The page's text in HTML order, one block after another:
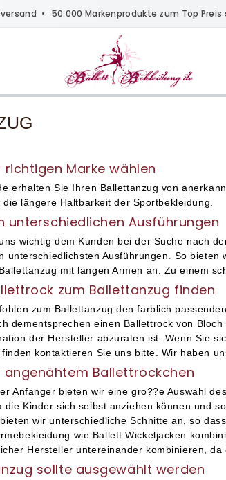
• 50.000 Markenprodukte zum Top
Marke wählen
erhalten Sie Ihren Ballettanzug von
längere Haltbarkeit der Sportbekleidung.
unterschiedlichen Ausführungen
wichtig dem Kunden bei der Suche nach
unterschiedlichsten Ausführungen. So
mit langen Armen an. Zu einem
zum Ballettanzug finden
zum Ballettanzug den farblich
dementsprechen einen Ballettrock von
der Hersteller abzuraten ist. Wenn Sie
kontaktieren Sie uns bitte. Wir haben
Ballettröckchen
Anfänger bieten wir eine gro??e Auswahl
die Kinder sich selbst anziehen können und
wir unterschiedliche Schnitte an, so
wie Ballett Wickeljacken
Hersteller untereinander kombinieren, da
sollte ausgewählt werden